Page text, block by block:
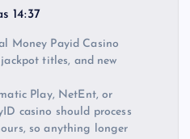
14:37
Money Payid Casino
titles, and new
Play, NetEnt, or
casino should process
so anything longer